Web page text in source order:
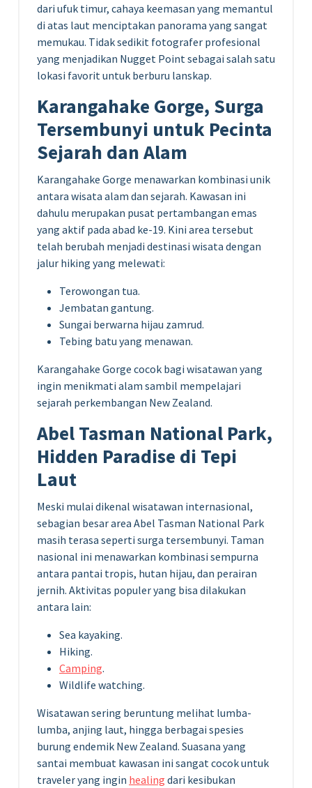
dari ufuk timur, cahaya keemasan yang memantul
di atas laut menciptakan panorama yang sangat
memukau. Tidak sedikit fotografer profesional
yang menjadikan Nugget Point sebagai salah satu
lokasi favorit untuk berburu lanskap.
Karangahake Gorge, Surga
Tersembunyi untuk Pecinta
Sejarah dan Alam
Karangahake Gorge menawarkan kombinasi unik
antara wisata alam dan sejarah. Kawasan ini
dahulu merupakan pusat pertambangan emas
yang aktif pada abad ke-19. Kini area tersebut
telah berubah menjadi destinasi wisata dengan
jalur hiking yang melewati:
Terowongan tua.
Jembatan gantung.
Sungai berwarna hijau zamrud.
Tebing batu yang menawan.
Karangahake Gorge cocok bagi wisatawan yang
ingin menikmati alam sambil mempelajari
sejarah perkembangan New Zealand.
Abel Tasman National Park,
Hidden Paradise di Tepi
Laut
Meski mulai dikenal wisatawan internasional,
sebagian besar area Abel Tasman National Park
masih terasa seperti surga tersembunyi. Taman
nasional ini menawarkan kombinasi sempurna
antara pantai tropis, hutan hijau, dan perairan
jernih. Aktivitas populer yang bisa dilakukan
antara lain:
Sea kayaking.
Hiking.
Camping.
Wildlife watching.
Wisatawan sering beruntung melihat lumba-
lumba, anjing laut, hingga berbagai spesies
burung endemik New Zealand. Suasana yang
santai membuat kawasan ini sangat cocok untuk
traveler yang ingin healing dari kesibukan